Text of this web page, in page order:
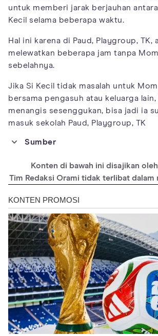
untuk memberi jarak berjauhan
Kecil selama beberapa waktu.
Hal ini karena di Paud, Playgroup, TK,
melewatkan beberapa jam tanpa
sebelahnya.
Jika Si Kecil tidak masalah untuk
bersama pengasuh atau keluarga lain,
menangis sesenggukan, bisa jadi ia
masuk sekolah Paud, Playgroup, TK
Sumber
https://
keluarga-dalam-pendidikan-anak-usia-
tahun-pertama-pendidikan-bagi-anak-usia-
https://www.prenagen.com/id/pendidikan-
Konten di bawah ini disajikan
Tim Redaksi Orami tidak terlibat dalam